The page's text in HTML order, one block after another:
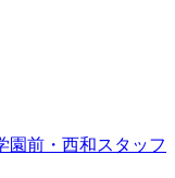
前・西和スタッフ